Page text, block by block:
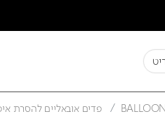
פדים אובאליים להסרת